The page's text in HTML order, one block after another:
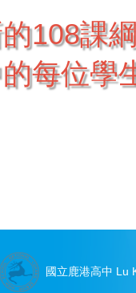
108課
每位學
國立鹿港高中 Lu